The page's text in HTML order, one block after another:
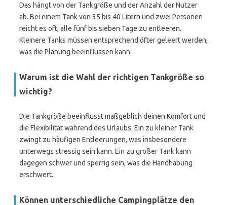
Das hängt von der Tankgröße und der Anzahl der Nutzer
ab. Bei einem Tank von 35 bis 40 Litern und zwei Personen
reicht es oft, alle fünf bis sieben Tage zu entleeren.
Kleinere Tanks müssen entsprechend öfter geleert werden,
was die Planung beeinflussen kann.
Warum ist die Wahl der richtigen Tankgröße so
wichtig?
Die Tankgröße beeinflusst maßgeblich deinen Komfort und
die Flexibilität während des Urlaubs. Ein zu kleiner Tank
zwingt zu häufigen Entleerungen, was insbesondere
unterwegs stressig sein kann. Ein zu großer Tank kann
dagegen schwer und sperrig sein, was die Handhabung
erschwert.
Können unterschiedliche Campingplätze den